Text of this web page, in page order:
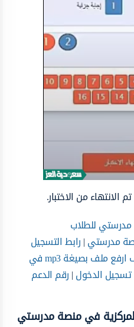
من الاختبار.
للطلاب
مدرستي|رابط التسجيل
كيف ارفع ملف بصيغة mp3 في
الدخول|رقم الدعم
المركزية في منصة مدرستي